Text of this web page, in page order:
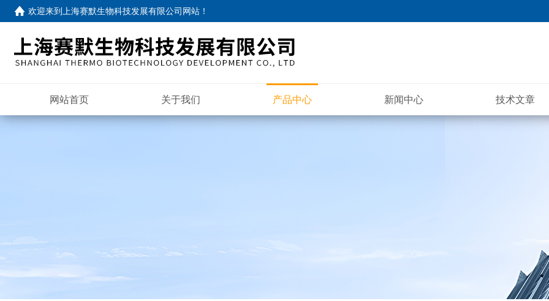
欢迎来到 上海赛默生物科技发展有限公司网站 ！
网站首页 关于我们 产品中心 新闻中心 技术文章